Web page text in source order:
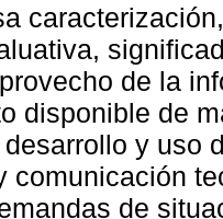
de la
disponible de
y uso
comunicación
de